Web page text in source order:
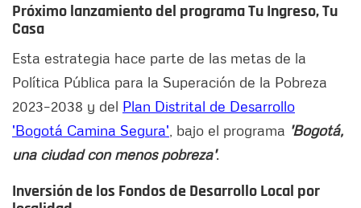
Próximo lanzamiento del programa Tu Ingreso, Tu
Casa
Esta estrategia hace parte de las metas de la
Política Pública para la Superación de la Pobreza
2023–2038 y del Plan Distrital de Desarrollo
'Bogotá Camina Segura' , bajo el programa 'Bogotá,
una ciudad con menos pobreza'.
Inversión de los Fondos de Desarrollo Local por